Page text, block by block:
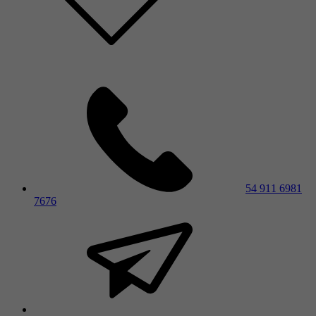
54 911 6981
7676